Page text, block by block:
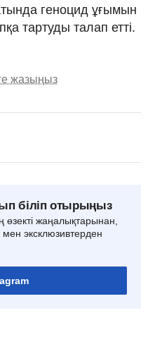
геноцид ұғымын
тартуды талап етті.
жазыңыз
біліп отырыңыз
өзекті жаңалықтарынан,
эксклюзивтерден